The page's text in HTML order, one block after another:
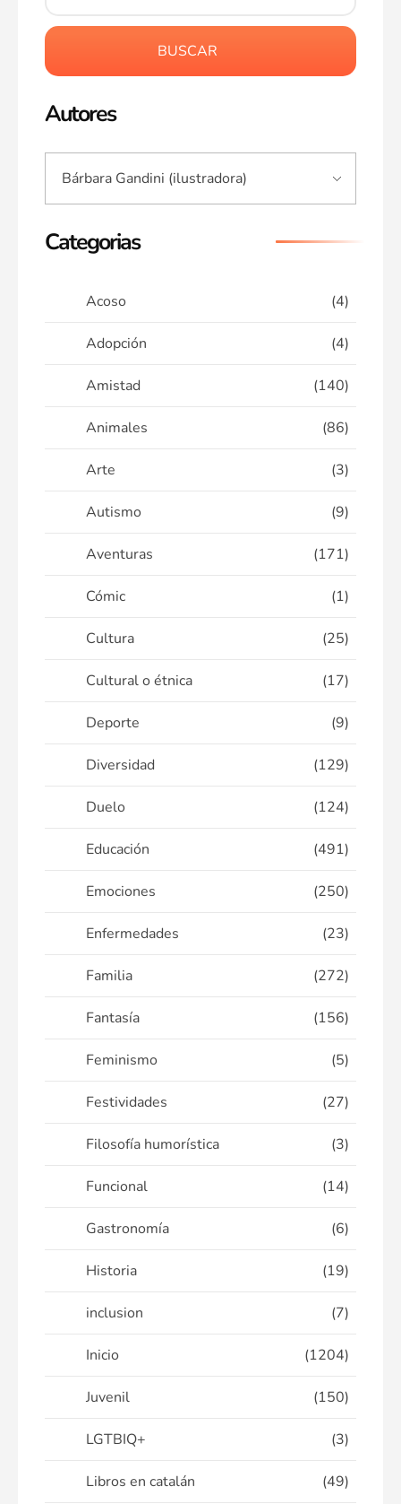
BUSCAR
Autores
Categorias
Acoso (4)
Adopción (4)
Amistad (140)
Animales (86)
Arte (3)
Autismo (9)
Aventuras (171)
Cómic (1)
Cultura (25)
Cultural o étnica (17)
Deporte (9)
Diversidad (129)
Duelo (124)
Educación (491)
Emociones (250)
Enfermedades (23)
Familia (272)
Fantasía (156)
Feminismo (5)
Festividades (27)
Filosofía humorística (3)
Funcional (14)
Gastronomía (6)
Historia (19)
inclusion (7)
Inicio (1204)
Juvenil (150)
LGTBIQ+ (3)
Libros en catalán (49)